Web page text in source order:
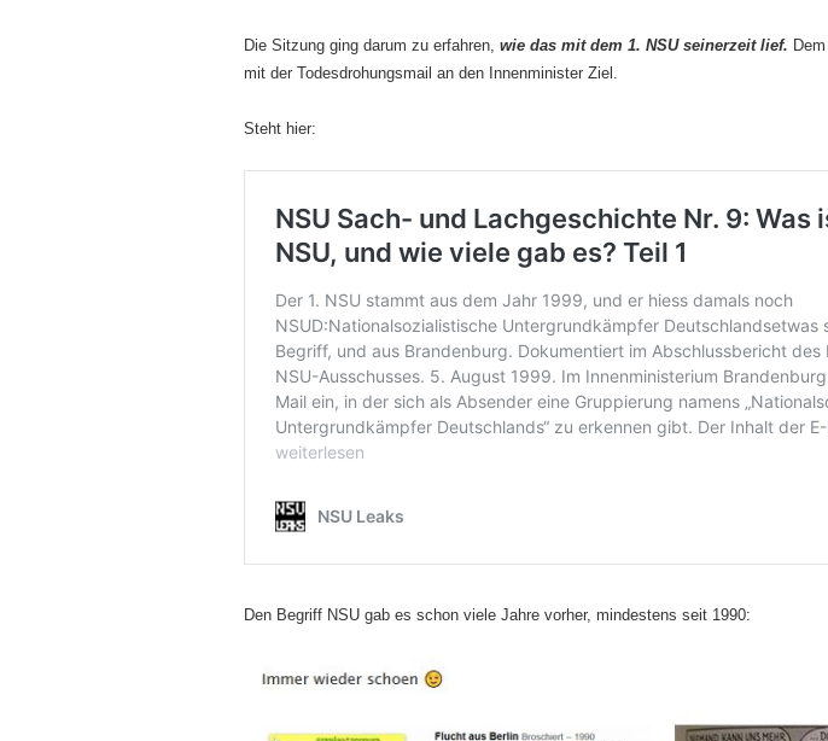
Die Sitzung ging darum zu erfahren, wie das mit dem 1. NSU seinerzeit lief.
mit der Todesdrohungsmail an den Innenminister Ziel.
Steht hier:
Den Begriff NSU gab es schon viele Jahre vorher, mindestens seit 1990: